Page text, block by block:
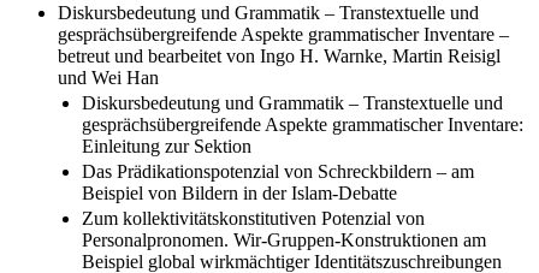
Diskursbedeutung und Grammatik – Transtextuelle und
gesprächsübergreifende Aspekte grammatischer Inventare –
betreut und bearbeitet von Ingo H. Warnke, Martin Reisigl
und Wei Han
Diskursbedeutung und Grammatik – Transtextuelle und
gesprächsübergreifende Aspekte grammatischer Inventare:
Einleitung zur Sektion
Das Prädikationspotenzial von Schreckbildern – am
Beispiel von Bildern in der Islam-Debatte
Zum kollektivitätskonstitutiven Potenzial von
Personalpronomen. Wir-Gruppen-Konstruktionen am
Beispiel global wirkmächtiger Identitätszuschreibungen